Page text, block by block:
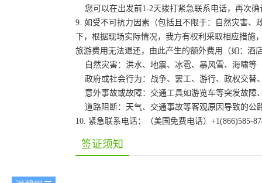
您可以在出发前1-2天拨打紧急联系电话，再次确
9. 如受不可抗力因素（包括且不限于：自然灾害
下，根据现场实际情况，我方有权利采取相应措
旅游费用无法退还，由此产生的额外费用（如：酒
自然灾害：洪水、地震、冰雹、暴风雪、海啸等
政府或社会行为：战争、罢工、游行、政权交替
意外事故或故障：交通工具如游览车等突发故障
道路阻断：天气、交通事故等客观原因导致的公
10. 紧急联系电话：（美国免费电话）+1(866)585-
签证须知